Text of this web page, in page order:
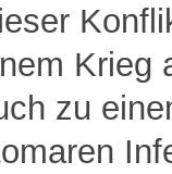
Krieg
zu